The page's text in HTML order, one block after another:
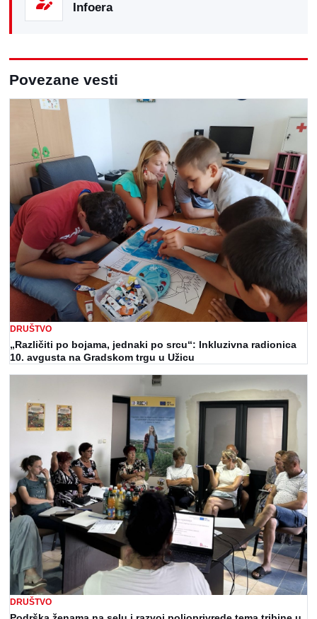
Infoera
Povezane vesti
DRUŠTVO
„Različiti po bojama, jednaki po srcu“: Inkluzivna radionica
10. avgusta na Gradskom trgu u Užicu
DRUŠTVO